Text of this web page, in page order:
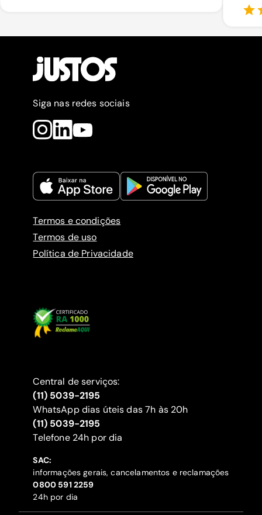
Siga nas redes sociais
Termos e condições
Termos de uso
Política de Privacidade
Central de serviços:
(11) 5039-2195
WhatsApp dias úteis das 7h às 20h
(11) 5039-2195
‍Telefone 24h por dia
SAC:
informações gerais, cancelamentos e reclamações
‍0800 591 2259
24h por dia